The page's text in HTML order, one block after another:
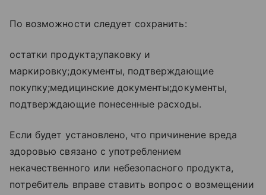
По возможности следует сохранить:
остатки продукта;упаковку и
маркировку;документы, подтверждающие
покупку;медицинские документы;документы,
подтверждающие понесенные расходы.
Если будет установлено, что причинение вреда
здоровью связано с употреблением
некачественного или небезопасного продукта,
потребитель вправе ставить вопрос о возмещении